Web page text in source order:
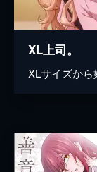
XL上司。
XLサイズか